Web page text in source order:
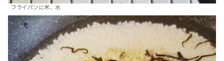
フライパンに米、水